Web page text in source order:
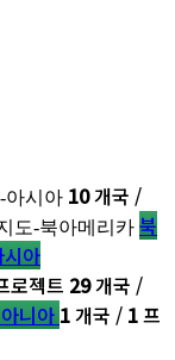
10개국 /
북
시아
로젝트 29개국 /
니아 1개국 / 1프